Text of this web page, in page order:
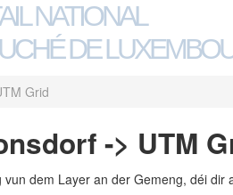
NATIONAL
DE
Grid
-> UTM
dem Layer an der Gemeng, déi